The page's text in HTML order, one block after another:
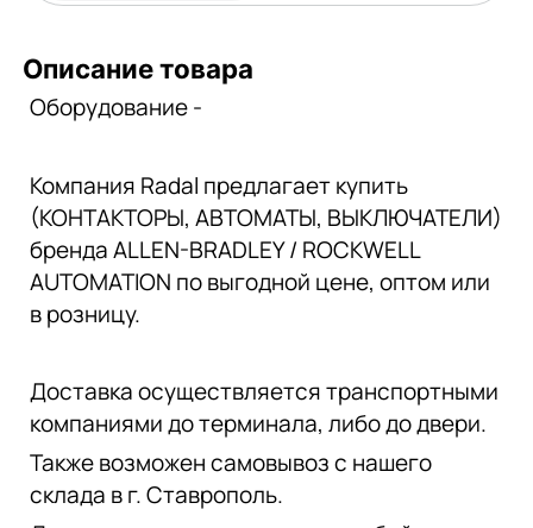
Описание товара
Оборудование -
Компания Radal предлагает купить
(КОНТАКТОРЫ, АВТОМАТЫ, ВЫКЛЮЧАТЕЛИ)
бренда ALLEN-BRADLEY / ROCKWELL
AUTOMATION по выгодной цене, оптом или
в розницу.
Доставка осуществляется транспортными
компаниями до терминала, либо до двери.
Также возможен самовывоз с нашего
склада в г. Ставрополь.